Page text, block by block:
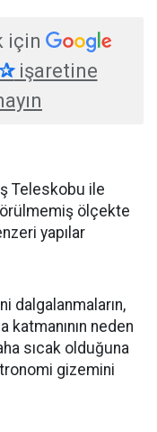
için
işaretine
Teleskobu ile
ölçekte
yapılar
dalgalanmaların,
katmanının neden
sıcak olduğuna
gizemini